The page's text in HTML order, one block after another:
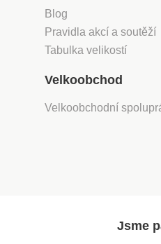
Blog
Pravidla akcí a soutěží
Tabulka velikostí
Velkoobchod
Velkoobchodní
Jsme